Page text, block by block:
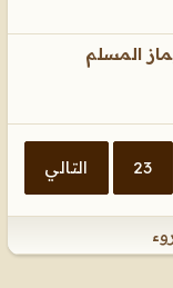
المسلم
23 التالي